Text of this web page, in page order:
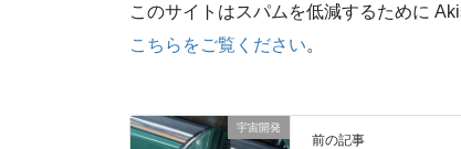
このサイトはスパムを低減するために
こちらをご覧ください。
宇宙開発
前の記事